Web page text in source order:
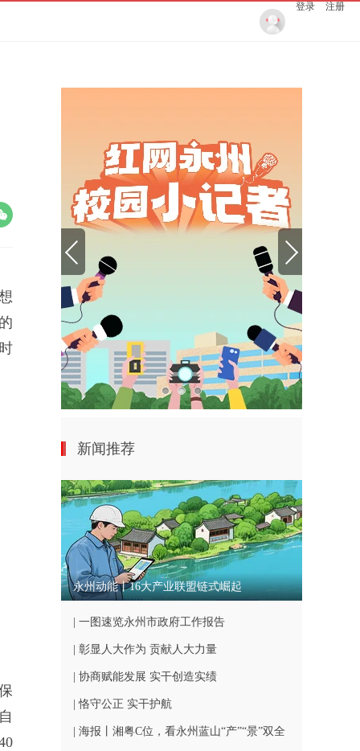
登录 注册
新闻推荐
永州动能丨16大产业联盟链式崛起
| 一图速览永州市政府工作报告
| 彰显人大作为 贡献人大力量
| 协商赋能发展 实干创造实绩
| 恪守公正 实干护航
| 海报丨湘粤C位，看永州蓝山“产”“景”双全